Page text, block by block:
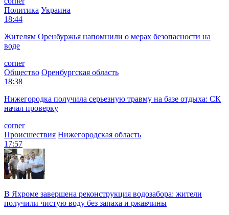
Политика Украина
18:44
Жителям Оренбуржья напомнили о мерах безопасности на
воде
corner
Общество Оренбургская область
18:38
Нижегородка получила серьезную травму на базе отдыха: СК
начал проверку
corner
Происшествия Нижегородская область
17:57
В Яхроме завершена реконструкция водозабора: жители
получили чистую воду без запаха и ржавчины